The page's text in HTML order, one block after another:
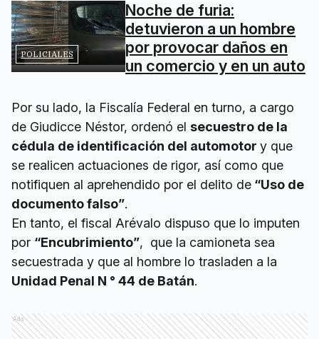
POLICIALES
Noche de furia:
detuvieron a un hombre
por provocar daños en
un comercio y en un auto
Por su lado, la Fiscalía Federal en turno, a cargo
de Giudicce Néstor, ordenó el secuestro de la
cédula de identificación del automotor y que
se realicen actuaciones de rigor, así como que
notifiquen al aprehendido por el delito de “Uso de
documento falso”.
En tanto, el fiscal Arévalo dispuso que lo imputen
por “Encubrimiento”, que la camioneta sea
secuestrada y que al hombre lo trasladen a la
Unidad Penal N ° 44 de Batán.
Ads